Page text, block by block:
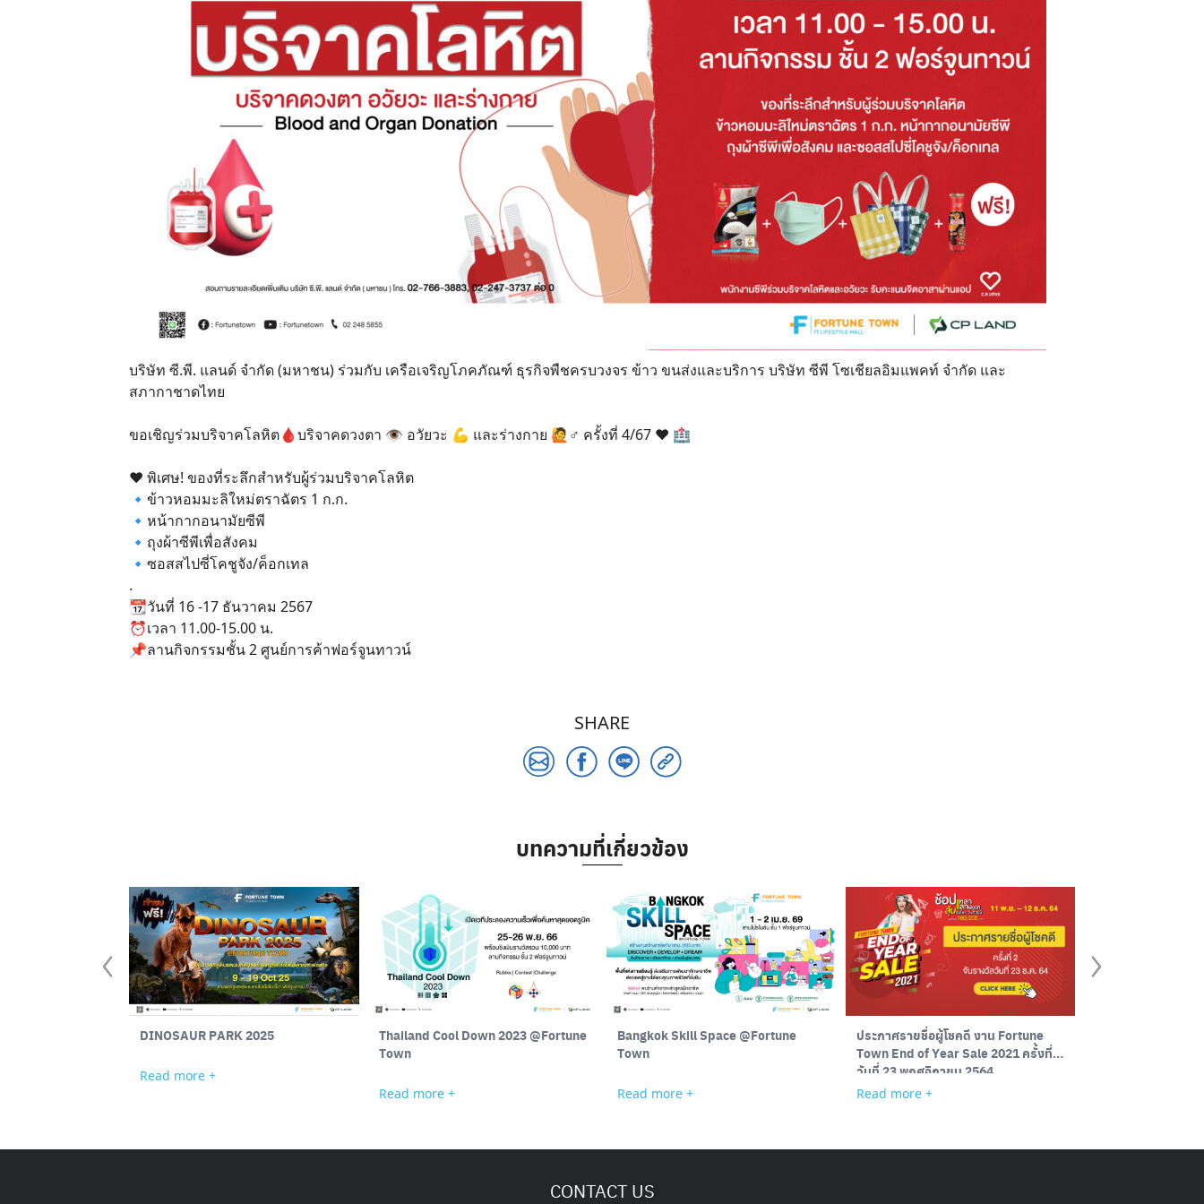
บริษัท ซี.พี. แลนด์ จำกัด (มหาชน) ร่วมกับ เครือเจริญโภคภัณฑ์ ธุรกิจพืชครบวงจร ข้าว ขนส่งและบริการ บริษัท ซีพี โซเชียลอิมแพคท์ จำกัด และ
สภากาชาดไทย
ขอเชิญร่วมบริจาคโลหิต🩸บริจาคดวงตา 👁️ อวัยวะ 💪 และร่างกาย 🙋♂️ ครั้งที่ 4/67 ❤️ 🏥
♥️ พิเศษ! ของที่ระลึกสำหรับผู้ร่วมบริจาคโลหิต
🔹ข้าวหอมมะลิใหม่ตราฉัตร 1 ก.ก.
🔹หน้ากากอนามัยซีพี
🔹ถุงผ้าซีพีเพื่อสังคม
🔹ซอสสไปซี่โคชูจัง/ค็อกเทล
.
📆วันที่ 16 -17 ธันวาคม 2567
⏰เวลา 11.00-15.00 น.
📌ลานกิจกรรมชั้น 2 ศูนย์การค้าฟอร์จูนทาวน์
SHARE
บทความที่เกี่ยวข้อง
DINOSAUR PARK 2025
Read more +
Thailand Cool Down 2023 @Fortune
Town
Read more +
Bangkok Skill Space @Fortune
Town
Read more +
ประกาศรายชื่อผู้โชคดี งาน Fortune
Town End of Year Sale 2021 ครั้งที่ 2
วันที่ 23 พฤศจิกายน 2564
Read more +
CONTACT US